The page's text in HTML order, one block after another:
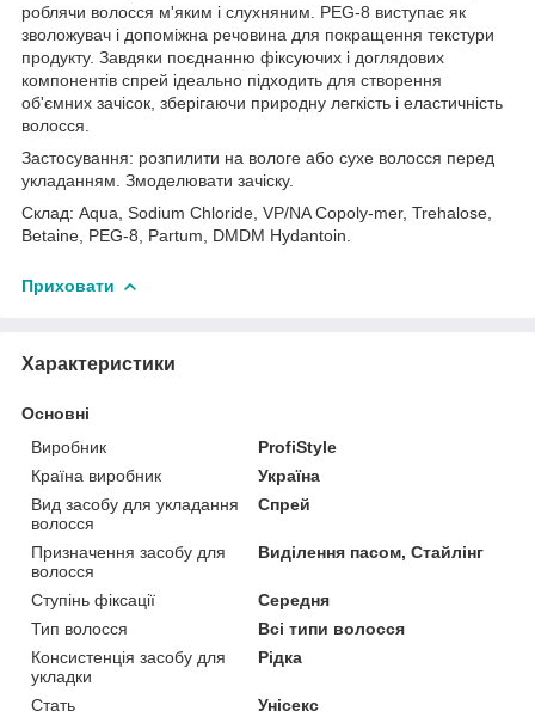
роблячи волосся м'яким і слухняним. PEG-8 виступає як
зволожувач і допоміжна речовина для покращення текстури
продукту. Завдяки поєднанню фіксуючих і доглядових
компонентів спрей ідеально підходить для створення
об'ємних зачісок, зберігаючи природну легкість і еластичність
волосся.
Застосування: розпилити на вологе або сухе волосся перед
укладанням. Змоделювати зачіску.
Склад: Aqua, Sodium Chloride, VP/NA Copoly-mer, Trehalose,
Betaine, PEG-8, Partum, DMDM Hydantoin.
Приховати
Характеристики
Основні
Виробник
ProfiStyle
Країна виробник
Україна
Вид засобу для укладання
волосся
Спрей
Призначення засобу для
волосся
Виділення пасом, Стайлінг
Ступінь фіксації
Середня
Тип волосся
Всі типи волосся
Консистенція засобу для
укладки
Рідка
Стать
Унісекс